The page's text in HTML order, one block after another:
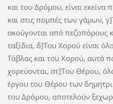
και του Δρόμου, είναι εκείνα
και στις πομπές των γάμων,
ακούγονται από πεζοπόρους
ταξίδια, δ]Του Χορού είναι
Τάβλας και του Χορού, αυτά
χορεύονται, στ]Του Θέρου,
έργου του Θέρου των
του Δρόμου, αποτελούν